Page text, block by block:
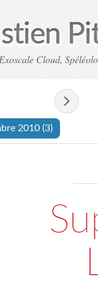
Cloud,
2010 (3)